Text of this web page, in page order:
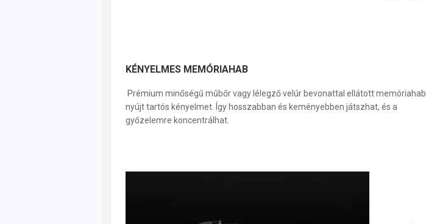
KÉNYELMES MEMÓRIAHAB
Prémium minőségű műbőr vagy lélegző velúr bevonattal ellátott memóriahab
nyújt tartós kényelmet. Így hosszabban és keményebben játszhat, és a
győzelemre koncentrálhat.